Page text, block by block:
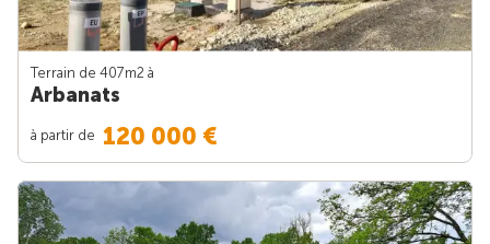
Terrain de 407m2 à
Arbanats
à partir de 120 000 €